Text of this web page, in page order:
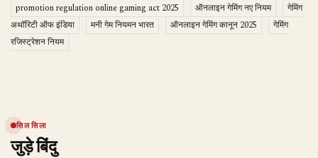
promotion regulation online gaming act 2025
ऑनलाइन गेमिंग नए नियम
गेमिंग
अथॉरिटी ऑफ इंडिया
मनी गेम नियमन भारत ऑनलाइन गेमिंग कानून 2025
गेमिंग
रजिस्ट्रेशन नियम
सिलसिला
जुड़े बिंदु